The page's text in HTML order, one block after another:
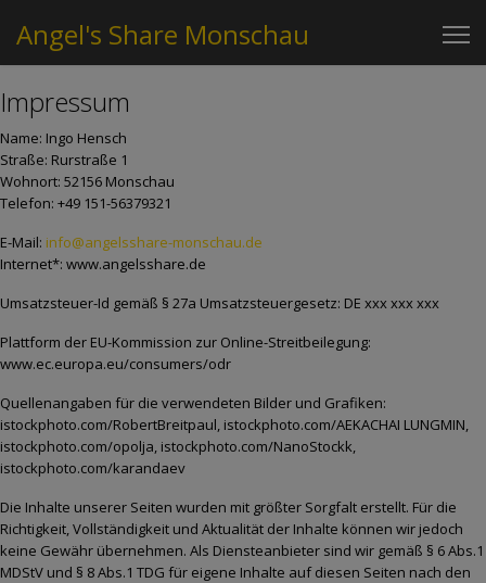
Angel's Share Monschau
Impressum
Name: Ingo Hensch
Straße: Rurstraße 1
Wohnort: 52156 Monschau
Telefon: +49 151-56379321
E-Mail: info@angelsshare-monschau.de
Internet*: www.angelsshare.de
Umsatzsteuer-Id gemäß § 27a Umsatzsteuergesetz: DE xxx xxx xxx
Plattform der EU-Kommission zur Online-Streitbeilegung:
www.ec.europa.eu/consumers/odr
Quellenangaben für die verwendeten Bilder und Grafiken:
istockphoto.com/RobertBreitpaul, istockphoto.com/AEKACHAI LUNGMIN,
istockphoto.com/opolja, istockphoto.com/NanoStockk,
istockphoto.com/karandaev
Die Inhalte unserer Seiten wurden mit größter Sorgfalt erstellt. Für die
Richtigkeit, Vollständigkeit und Aktualität der Inhalte können wir jedoch
keine Gewähr übernehmen. Als Diensteanbieter sind wir gemäß § 6 Abs.1
MDStV und § 8 Abs.1 TDG für eigene Inhalte auf diesen Seiten nach den